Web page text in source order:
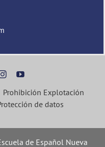
Prohibición Explotación
de datos
de Español Nueva